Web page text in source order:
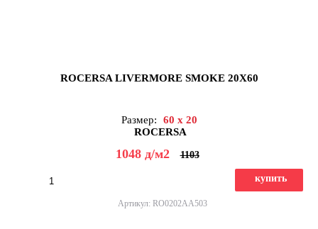
ROCERSA LIVERMORE SMOKE 20X60
Размер:
60 x 20
ROCERSA
1048 д/м2 1103
купить
Артикул: RO0202AA503